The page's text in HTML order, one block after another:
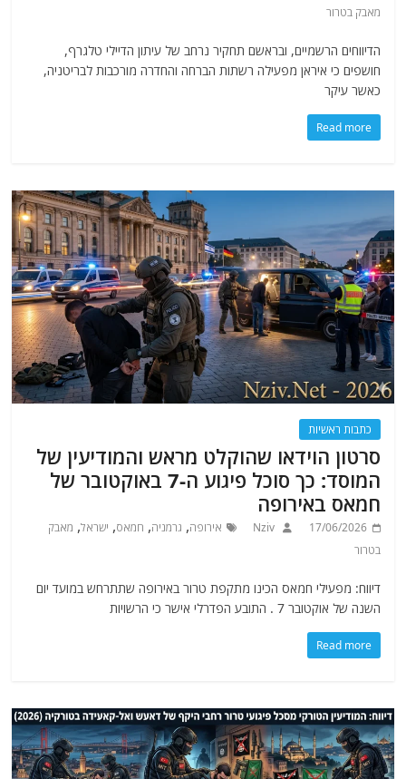
מאבק בטרור
הדיווחים הרשמיים, ובראשם תחקיר נרחב של עיתון הדיילי טלגרף,
חושפים כי איראן מפעילה רשתות הברחה והחדרה מורכבות לבריטניה,
כאשר עיקר
Read more
כתבות ראשיות
סרטון הוידאו שהוקלט מראש והמודיעין של
המוסד: כך סוכל פיגוע ה-7 באוקטובר של
חמאס באירופה
17/06/2026
Nziv אירופה, גרמניה, חמאס, ישראל, מאבק
בטרור
דיווח: מפעילי חמאס הכינו מתקפת טרור באירופה שתתרחש במועד יום
השנה של אוקטובר 7 . התובע הפדרלי אישר כי הרשויות
Read more